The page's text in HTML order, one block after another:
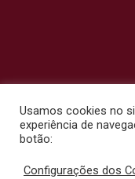
© 2020 - Fisenge -
Usamos cookies no
experiência de
botão:
Configurações dos